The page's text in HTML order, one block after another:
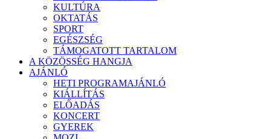
KULTÚRA
OKTATÁS
SPORT
EGÉSZSÉG
TÁMOGATOTT TARTALOM
A KÖZÖSSÉG HANGJA
AJÁNLÓ
HETI PROGRAMAJÁNLÓ
KIÁLLÍTÁS
ELŐADÁS
KONCERT
GYEREK